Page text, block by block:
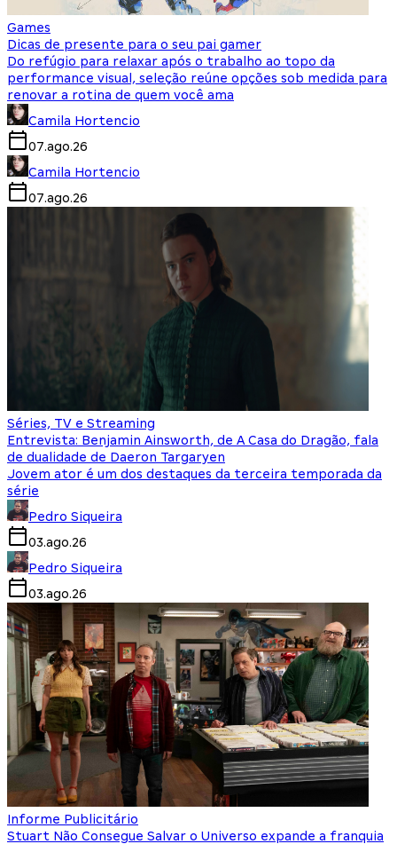
Games
Dicas de presente para o seu pai gamer
Do refúgio para relaxar após o trabalho ao topo da
performance visual, seleção reúne opções sob medida para
renovar a rotina de quem você ama
Camila Hortencio
07.ago.26
Camila Hortencio
07.ago.26
Séries, TV e Streaming
Entrevista: Benjamin Ainsworth, de A Casa do Dragão, fala
de dualidade de Daeron Targaryen
Jovem ator é um dos destaques da terceira temporada da
série
Pedro Siqueira
03.ago.26
Pedro Siqueira
03.ago.26
Informe Publicitário
Stuart Não Consegue Salvar o Universo expande a franquia